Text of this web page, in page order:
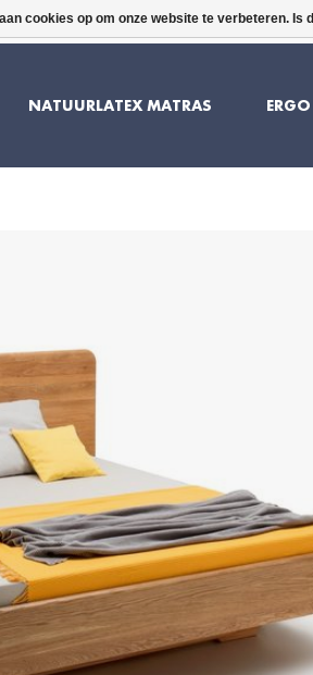
10 JAAR GARANTIE
NATUURLATEX MATRAS
cookies op om onze website te verbeteren. Is